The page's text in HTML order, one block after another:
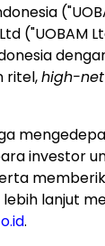
("UOBAM
ritel,high-
investor
lanjut
.